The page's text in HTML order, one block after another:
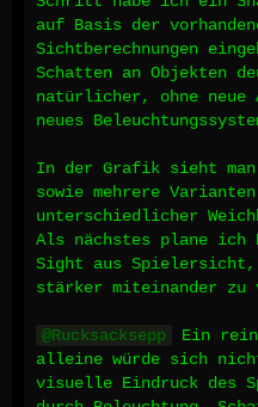
auf Basis der
Sichtberechnungen
Schatten an Objekten
natürlicher, ohne neue
neues
In der Grafik sieht
sowie mehrere
unterschiedlicher
Als nächstes plane ich
Sight aus Spielersicht,
stärker miteinander zu
Rucksacksepp
Ein
alleine würde sich
visuelle Eindruck des